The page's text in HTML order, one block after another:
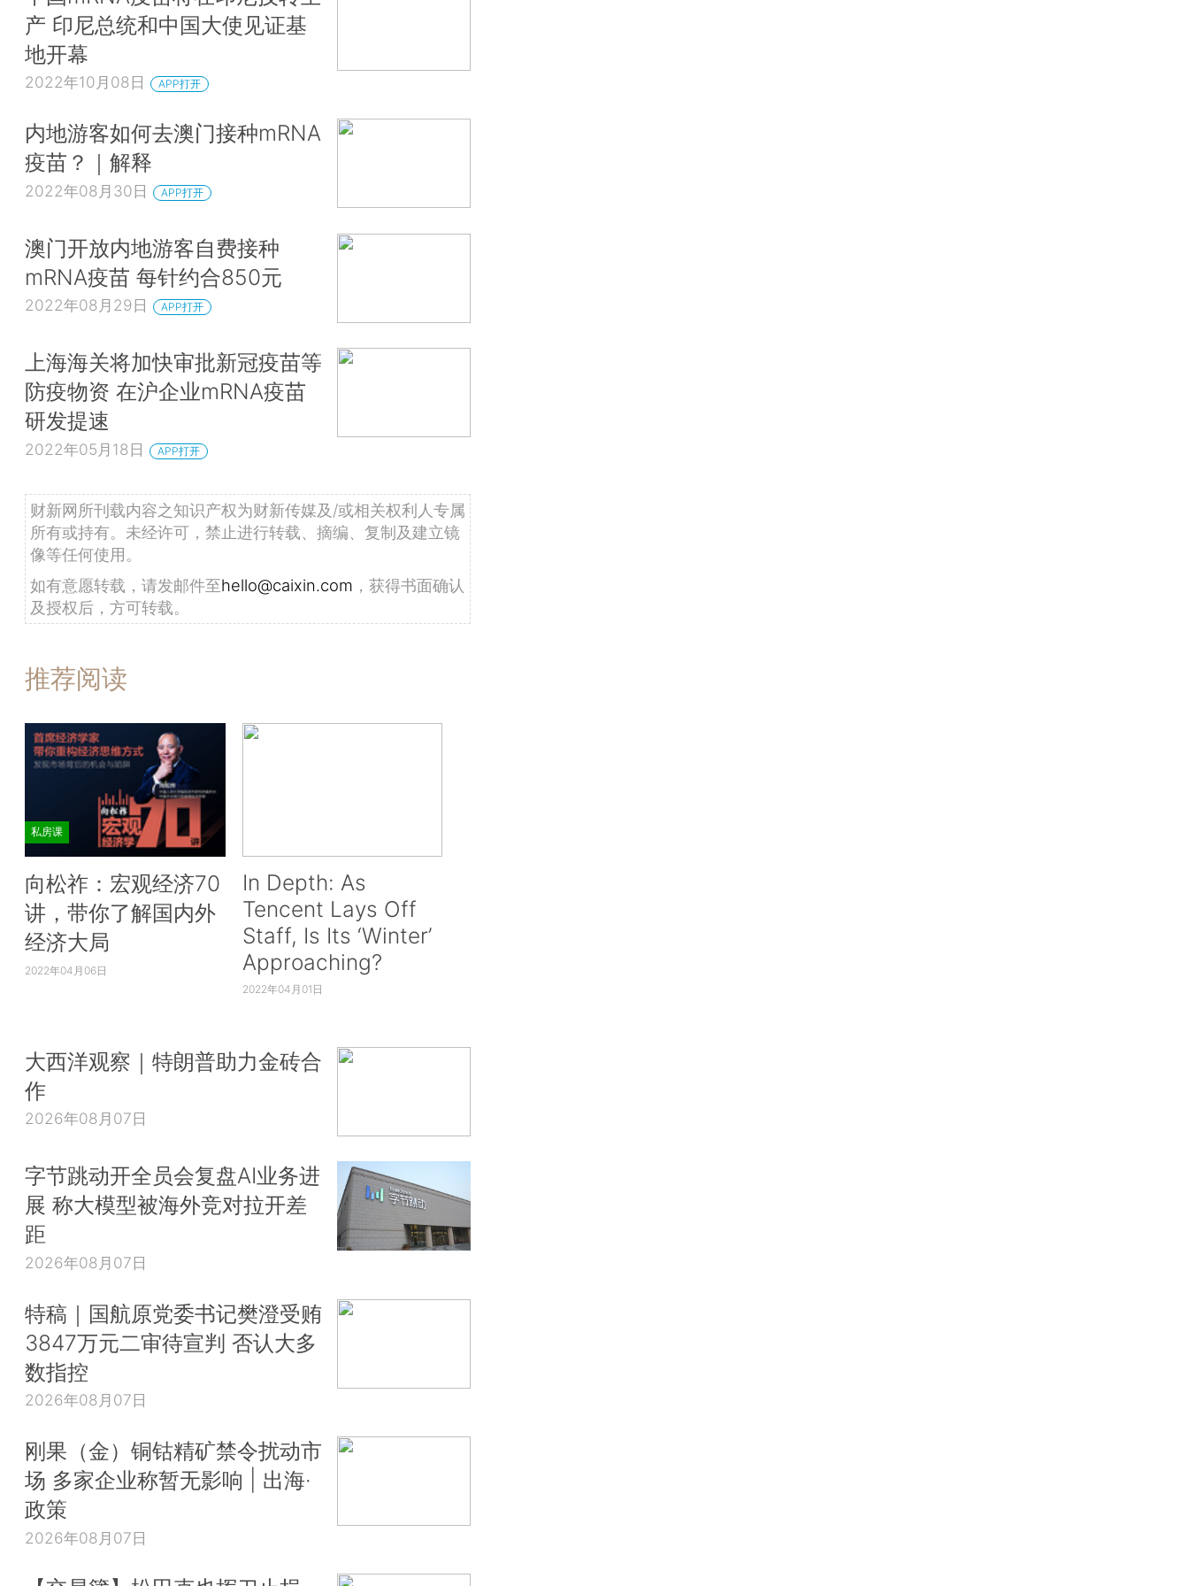
产 印尼总统和中国大使见证基
地开幕
2022年10月08日 APP打开
内地游客如何去澳门接种mRNA
疫苗？｜解释
2022年08月30日 APP打开
澳门开放内地游客自费接种
mRNA疫苗 每针约合850元
2022年08月29日 APP打开
上海海关将加快审批新冠疫苗等
防疫物资 在沪企业mRNA疫苗
研发提速
2022年05月18日 APP打开
财新网所刊载内容之知识产权为财新传媒及/或相关权利人专属
所有或持有。未经许可，禁止进行转载、摘编、复制及建立镜
像等任何使用。
如有意愿转载，请发邮件至hello@caixin.com ，获得书面确认
及授权后，方可转载。
推荐阅读
私房课
向松祚：宏观经济70
讲，带你了解国内外
经济大局
2022年04月06日
In Depth: As
Tencent Lays Off
Staff, Is Its ‘Winter’
Approaching?
2022年04月01日
大西洋观察｜特朗普助力金砖合
作
2026年08月07日
字节跳动开全员会复盘AI业务进
展 称大模型被海外竞对拉开差
距
2026年08月07日
特稿｜国航原党委书记樊澄受贿
3847万元二审待宣判 否认大多
数指控
2026年08月07日
刚果（金）铜钴精矿禁令扰动市
场 多家企业称暂无影响 | 出海·
政策
2026年08月07日